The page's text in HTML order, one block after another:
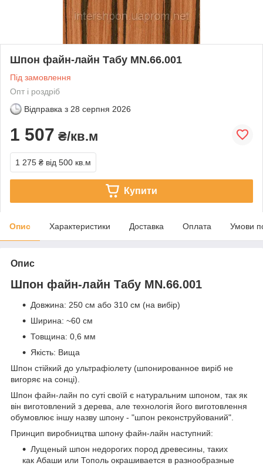
Шпон файн-лайн Табу MN.66.001
Під замовлення
Опт і роздріб
Відправка з 28 серпня 2026
1 507 ₴/кв.м
1 275 ₴ від 500 кв.м
Купити
Опис Характеристики Доставка Оплата Умови
Опис
Шпон файн-лайн Табу MN.66.001
Довжина: 250 см або 310 см (на вибір)
Ширина: ~60 см
Товщина: 0,6 мм
Якість: Вища
Шпон стійкий до ультрафіолету (шпонированное виріб не
вигоряє на сонці).
Шпон файн-лайн по суті своїй є натуральним шпоном, так як
він виготовлений з дерева, але технологія його виготовлення
обумовлює іншу назву шпону - "шпон реконструйований".
Принцип виробництва шпону файн-лайн наступний:
Лущеный шпон недорогих пород древесины, таких
как Абаши или Тополь окрашивается в разнообразные